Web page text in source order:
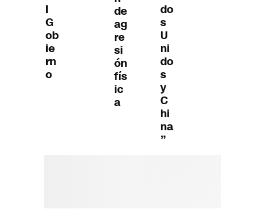
l
G
ob
ie
rn
o
de
ag
re
si
ón
fís
ic
a
do
s
U
ni
do
s
y
C
hi
na
”